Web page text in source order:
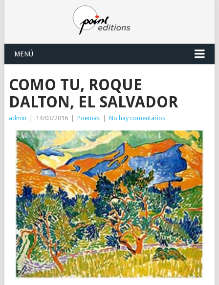
MENÚ
COMO TU, ROQUE
DALTON, EL SALVADOR
admin 14/03/2016 Poemas No hay comentarios